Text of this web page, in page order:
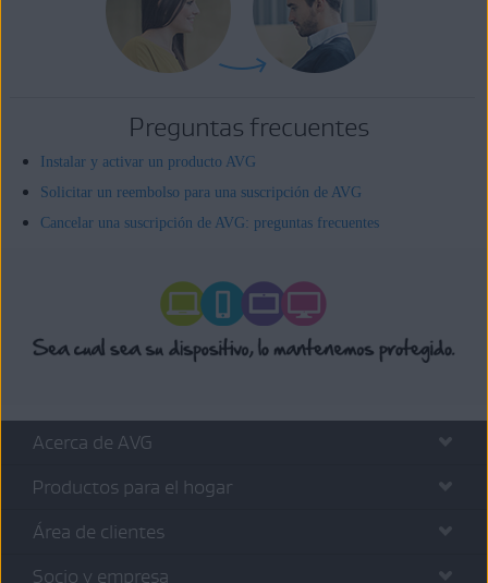
Preguntas frecuentes
Instalar y activar un producto AVG
Solicitar un reembolso para una suscripción de AVG
Cancelar una suscripción de AVG: preguntas frecuentes
Acerca de AVG
Productos para el hogar
Área de clientes
Socio y empresa